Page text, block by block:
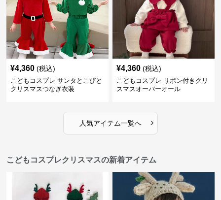
¥4,360 (税込)
こどもコスプレ サンタとこびと
クリスマスつなぎ衣装
¥4,360 (税込)
こどもコスプレ リボン付きクリ
スマスオーバーオール
人気アイテム一覧へ ›
こどもコスプレクリスマスの新着アイテム